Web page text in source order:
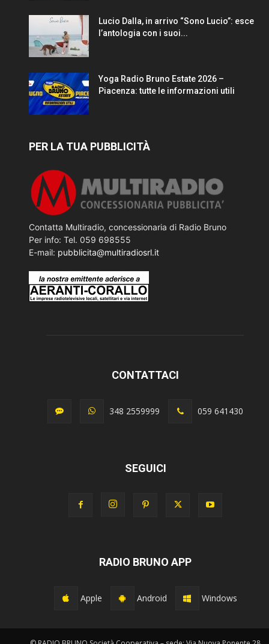
Lucio Dalla, in arrivo “Sono Lucio”: esce
l’antologia con i suoi...
Yoga Radio Bruno Estate 2026 –
Piacenza: tutte le informazioni utili
PER LA TUA PUBBLICITÀ
Contatta Multiradio, concessionaria di Radio Bruno
Per info: Tel. 059 698555
E-mail: pubblicita@multiradiosrl.it
CONTATTACI
348 2559999 059 641430
SEGUICI
RADIO BRUNO APP
Apple Android Windows